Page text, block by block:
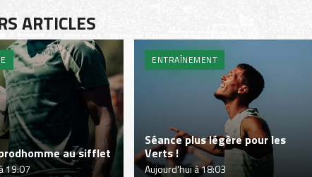
ARTICLES
au sifflet
19:07
ENTRAÎNEMENT
Séance plus légère pour les
Verts !
Aujourd'hui à 18:03